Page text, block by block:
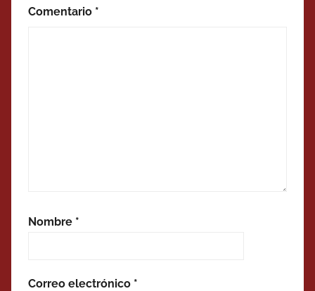
Comentario *
Nombre *
Correo electrónico *